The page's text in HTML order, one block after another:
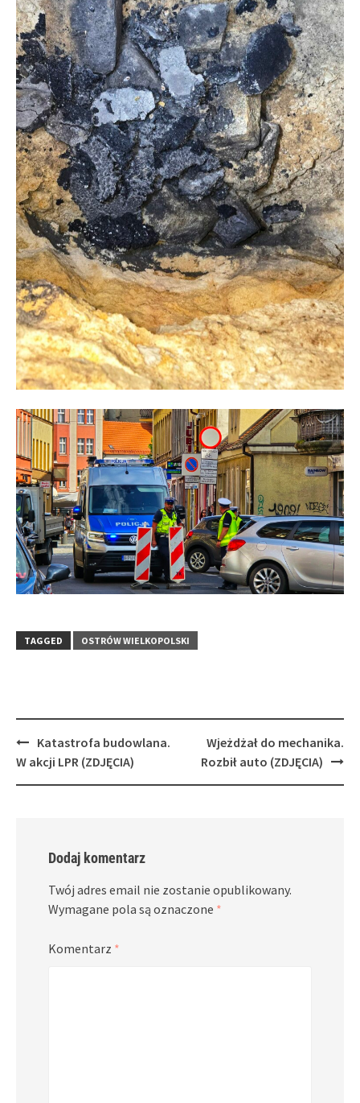
TAGGED OSTRÓW WIELKOPOLSKI
Post
navigation
Katastrofa budowlana.
W akcji LPR (ZDJĘCIA)
Wjeżdżał do mechanika.
Rozbił auto (ZDJĘCIA)
Dodaj komentarz
Twój adres email nie zostanie opublikowany.
Wymagane pola są oznaczone *
Komentarz *